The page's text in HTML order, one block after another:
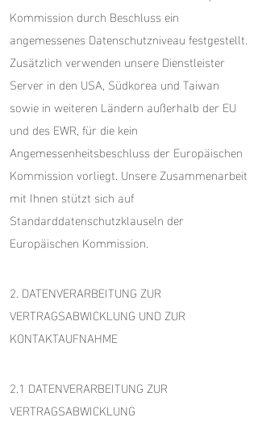
Kommission durch Beschluss ein
angemessenes Datenschutzniveau festgestellt.
Zusätzlich verwenden unsere Dienstleister
Server in den USA, Südkorea und Taiwan
sowie in weiteren Ländern außerhalb der EU
und des EWR, für die kein
Angemessenheitsbeschluss der Europäischen
Kommission vorliegt. Unsere Zusammenarbeit
mit Ihnen stützt sich auf
Standarddatenschutzklauseln der
Europäischen Kommission.
2. DATENVERARBEITUNG ZUR
VERTRAGSABWICKLUNG UND ZUR
KONTAKTAUFNAHME
2.1 DATENVERARBEITUNG ZUR
VERTRAGSABWICKLUNG